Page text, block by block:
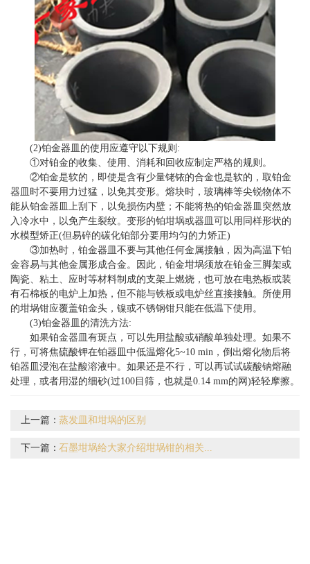
(2)铂金器皿的使用应遵守以下规则:
①对铂金的收集、使用、消耗和回收应制定严格的规则。
②铂金是软的，即使是含有少量铑铱的合金也是软的，取铂金
器皿时不要用力过猛，以免其变形。熔块时，玻璃棒等尖锐物体不
能从铂金器皿上刮下，以免损伤内壁；不能将热的铂金器皿突然放
入冷水中，以免产生裂纹。变形的铂坩埚或器皿可以用同样形状的
水模型矫正(但易碎的碳化铂部分要用均匀的力矫正)
③加热时，铂金器皿不要与其他任何金属接触，因为高温下铂
金容易与其他金属形成合金。因此，铂金坩埚须放在铂金三脚架或
陶瓷、粘土、应时等材料制成的支架上燃烧，也可放在电热板或装
有石棉板的电炉上加热，但不能与铁板或电炉丝直接接触。所使用
的坩埚钳应覆盖铂金头，镍或不锈钢钳只能在低温下使用。
(3)铂金器皿的清洗方法:
如果铂金器皿有斑点，可以先用盐酸或硝酸单独处理。如果不
行，可将焦硫酸钾在铂器皿中低温熔化5~10 min，倒出熔化物后将
铂器皿浸泡在盐酸溶液中。如果还是不行，可以再试试碳酸钠熔融
处理，或者用湿的细砂(过100目筛，也就是0.14 mm的网)轻轻摩擦。
上一篇：蒸发皿和坩埚的区别
下一篇：石墨坩埚给大家介绍坩埚钳的相关...